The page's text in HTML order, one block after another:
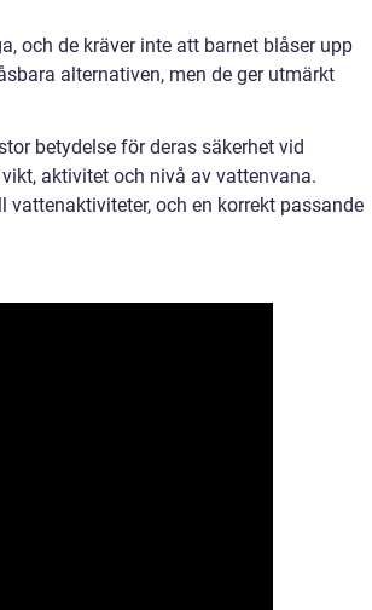
och de kräver inte att barnet blåser upp
alternativen, men de ger utmärkt
betydelse för deras säkerhet vid
aktivitet och nivå av vattenvana.
och en korrekt passande